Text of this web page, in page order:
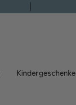
Kindergeschenke